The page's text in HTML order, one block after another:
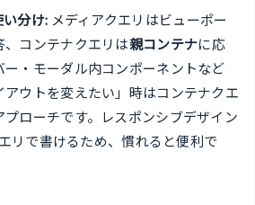
分け: メディアクエリはビューポー
、コンテナクエリは親コンテナに応
・モーダル内コンポーネントなど
アウトを変えたい」時はコンテナクエ
プローチです。レスポンシブデザイン
リで書けるため、慣れると便利で